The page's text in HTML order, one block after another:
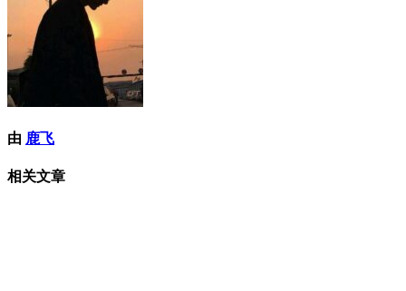
由 鹿飞
相关文章